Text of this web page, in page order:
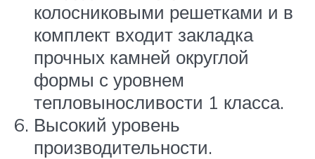
колосниковыми решетками и в
комплект входит закладка
прочных камней округлой
формы с уровнем
тепловыносливости 1 класса.
Высокий уровень
производительности.